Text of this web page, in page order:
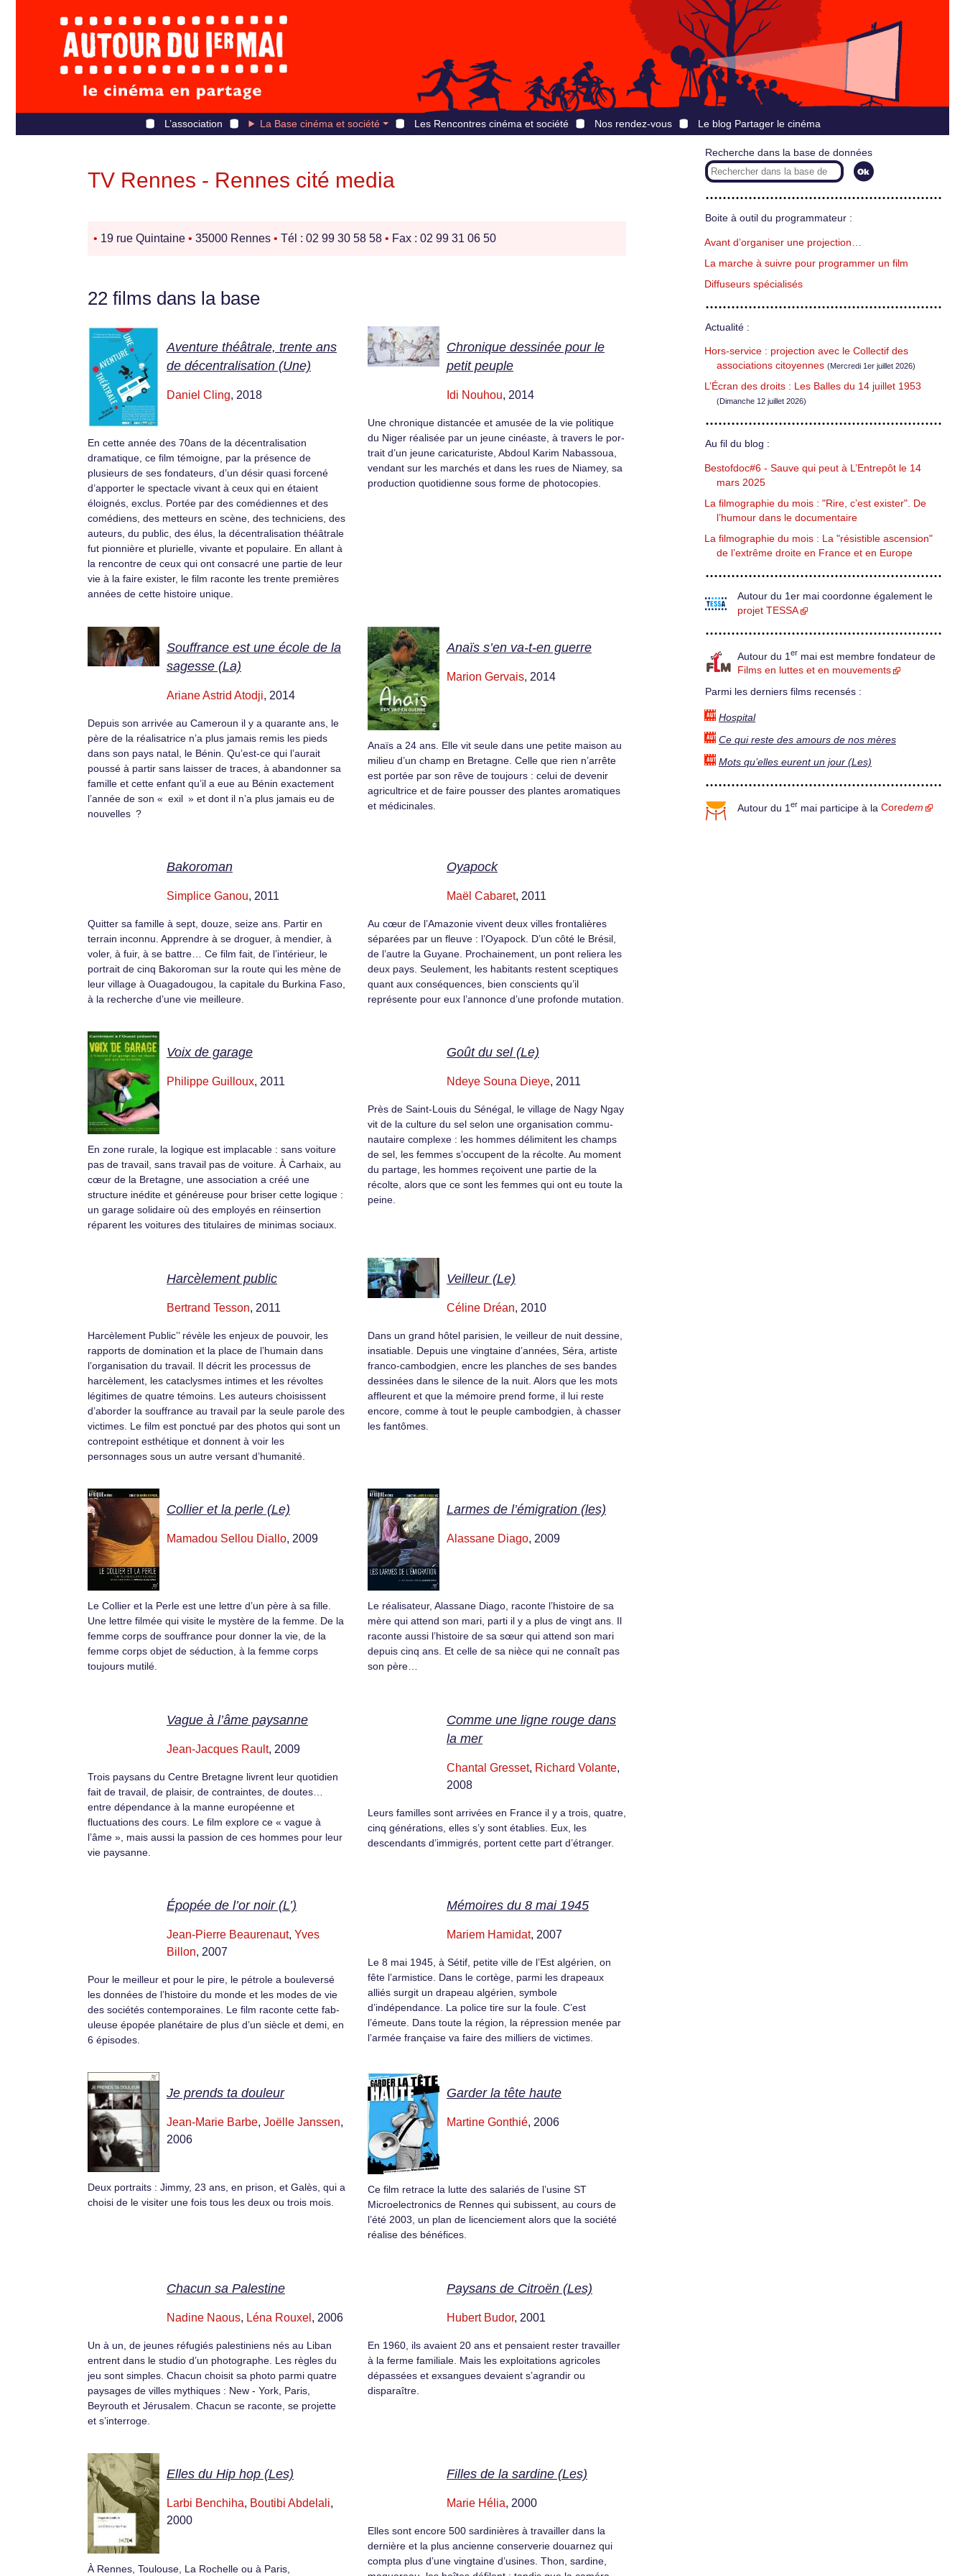
L’association La Base cinéma et société Les Rencontres cinéma et société Nos rendez-vous Le blog Partager le cinéma
TV Rennes - Rennes cité media
• 19 rue Quintaine • 35000 Rennes • Tél : 02 99 30 58 58 • Fax : 02 99 31 06 50
22 films dans la base
Aventure théâtrale, trente ans
de décentralisation (Une)
Daniel Cling, 2018
En cette année des 70ans de la décentralisation
dramatique, ce film témoigne, par la présence de
plusieurs de ses fondateurs, d’un désir quasi forcené
d’apporter le spectacle vivant à ceux qui en étaient
éloignés, exclus. Portée par des comédiennes et des
comédiens, des metteurs en scène, des techniciens, des
auteurs, du public, des élus, la décentralisation théâtrale
fut pionnière et plurielle, vivante et populaire. En allant à
la rencontre de ceux qui ont consacré une partie de leur
vie à la faire exister, le film raconte les trente premières
années de cette histoire unique.
Chronique dessinée pour le
petit peuple
Idi Nouhou, 2014
Une chro­ni­que dis­tan­cée et amusée de la vie poli­ti­que
du Niger réa­li­sée par un jeune cinéaste, à tra­vers le por­
trait d’un jeune cari­ca­tu­riste, Abdoul Karim Nabassoua,
ven­dant sur les mar­chés et dans les rues de Niamey, sa
pro­duc­tion quo­ti­dienne sous forme de pho­to­co­pies.
Souffrance est une école de la
sagesse (La)
Ariane Astrid Atodji, 2014
Depuis son arrivée au Cameroun il y a quarante ans, le
père de la réalisatrice n’a plus jamais remis les pieds
dans son pays natal, le Bénin. Qu’est-ce qui l’aurait
poussé à partir sans laisser de traces, à abandonner sa
famille et cette enfant qu’il a eue au Bénin exactement
l’année de son « exil » et dont il n’a plus jamais eu de
nouvelles ?
Anaïs s’en va-t-en guerre
Marion Gervais, 2014
Anaïs a 24 ans. Elle vit seule dans une petite maison au
milieu d’un champ en Bretagne. Celle que rien n’arrête
est portée par son rêve de toujours : celui de devenir
agricultrice et de faire pousser des plantes aromatiques
et médicinales.
Bakoroman
Simplice Ganou, 2011
Quitter sa famille à sept, douze, seize ans. Partir en
terrain inconnu. Apprendre à se droguer, à mendier, à
voler, à fuir, à se battre… Ce film fait, de l’intérieur, le
portrait de cinq Bakoroman sur la route qui les mène de
leur village à Ouagadougou, la capitale du Burkina Faso,
à la recherche d’une vie meilleure.
Oyapock
Maël Cabaret, 2011
Au cœur de l’Amazonie vivent deux villes frontalières
séparées par un fleuve : l’Oyapock. D’un côté le Brésil,
de l’autre la Guyane. Prochainement, un pont reliera les
deux pays. Seulement, les habitants restent sceptiques
quant aux conséquences, bien conscients qu’il
représente pour eux l’annonce d’une profonde mutation.
Voix de garage
Philippe Guilloux, 2011
En zone rurale, la logique est implacable : sans voiture
pas de travail, sans travail pas de voiture. À Carhaix, au
cœur de la Bretagne, une association a créé une
structure inédite et généreuse pour briser cette logique :
un garage solidaire où des employés en réinsertion
réparent les voitures des titulaires de minimas sociaux.
Goût du sel (Le)
Ndeye Souna Dieye, 2011
Près de Saint-Louis du Séné­gal, le vil­lage de Nagy Ngay
vit de la cul­ture du sel selon une organ­i­sa­tion com­mu­
nau­taire com­plexe : les hommes délim­i­tent les champs
de sel, les femmes s’occupent de la récolte. Au moment
du partage, les hommes reçoivent une par­tie de la
récolte, alors que ce sont les femmes qui ont eu toute la
peine.
Harcèlement public
Bertrand Tesson, 2011
Harcèlement Public’’ révèle les enjeux de pouvoir, les
rapports de domination et la place de l’humain dans
l’organisation du travail. Il décrit les processus de
harcèlement, les cataclysmes intimes et les révoltes
légitimes de quatre témoins. Les auteurs choisissent
d’aborder la souffrance au travail par la seule parole des
victimes. Le film est ponctué par des photos qui sont un
contrepoint esthétique et donnent à voir les
personnages sous un autre versant d’humanité.
Veilleur (Le)
Céline Dréan, 2010
Dans un grand hôtel parisien, le veilleur de nuit dessine,
insatiable. Depuis une vingtaine d’années, Séra, artiste
franco-cambodgien, encre les planches de ses bandes
dessinées dans le silence de la nuit. Alors que les mots
affleurent et que la mémoire prend forme, il lui reste
encore, comme à tout le peuple cambodgien, à chasser
les fantômes.
Collier et la perle (Le)
Mamadou Sellou Diallo, 2009
Le Collier et la Perle est une lettre d’un père à sa fille.
Une lettre filmée qui visite le mystère de la femme. De la
femme corps de souffrance pour donner la vie, de la
femme corps objet de séduction, à la femme corps
toujours mutilé.
Larmes de l’émigration (les)
Alassane Diago, 2009
Le réalisateur, Alassane Diago, raconte l’histoire de sa
mère qui attend son mari, parti il y a plus de vingt ans. Il
raconte aussi l’histoire de sa sœur qui attend son mari
depuis cinq ans. Et celle de sa nièce qui ne connaît pas
son père…
Vague à l’âme paysanne
Jean-Jacques Rault, 2009
Trois paysans du Centre Bretagne livrent leur quotidien
fait de travail, de plaisir, de contraintes, de doutes…
entre dépendance à la manne européenne et
fluctuations des cours. Le film explore ce « vague à
l’âme », mais aussi la passion de ces hommes pour leur
vie paysanne.
Comme une ligne rouge dans
la mer
Chantal Gresset, Richard Volante,
2008
Leurs familles sont arrivées en France il y a trois, quatre,
cinq générations, elles s’y sont établies. Eux, les
descendants d’immigrés, portent cette part d’étranger.
Épopée de l’or noir (L’)
Jean-Pierre Beaurenaut, Yves
Billon, 2007
Pour le meilleur et pour le pire, le pét­role a bouleversé
les don­nées de l’histoire du monde et les modes de vie
des sociétés con­tem­po­raines. Le film raconte cette fab­
uleuse épopée plané­taire de plus d’un siè­cle et demi, en
6 épisodes.
Mémoires du 8 mai 1945
Mariem Hamidat, 2007
Le 8 mai 1945, à Sétif, petite ville de l’Est algérien, on
fête l’armistice. Dans le cortège, parmi les drapeaux
alliés surgit un drapeau algérien, symbole
d’indépendance. La police tire sur la foule. C’est
l’émeute. Dans toute la région, la répression menée par
l’armée française va faire des milliers de victimes.
Je prends ta douleur
Jean-Marie Barbe, Joëlle Janssen,
2006
Deux portraits : Jimmy, 23 ans, en prison, et Galès, qui a
choisi de le visiter une fois tous les deux ou trois mois.
Garder la tête haute
Martine Gonthié, 2006
Ce film retrace la lutte des salariés de l’usine ST
Microelectronics de Rennes qui subissent, au cours de
l’été 2003, un plan de licenciement alors que la société
réalise des bénéfices.
Chacun sa Palestine
Nadine Naous, Léna Rouxel , 2006
Un à un, de jeunes réfugiés palestiniens nés au Liban
entrent dans le studio d’un photographe. Les règles du
jeu sont simples. Chacun choisit sa photo parmi quatre
paysages de villes mythiques : New - York, Paris,
Beyrouth et Jérusalem. Chacun se raconte, se projette
et s’interroge.
Paysans de Citroën (Les)
Hubert Budor, 2001
En 1960, ils avaient 20 ans et pensaient rester travailler
à la ferme familiale. Mais les exploitations agricoles
dépassées et exsangues devaient s’agrandir ou
disparaître.
Elles du Hip hop (Les)
Larbi Benchiha, Boutibi Abdelali,
2000
À Rennes, Toulouse, La Rochelle ou à Paris,
Filles de la sardine (Les)
Marie Hélia, 2000
Elles sont encore 500 sardinières à travailler dans la
dernière et la plus ancienne conserverie douarnez qui
compta plus d’une vingtaine d’usines. Thon, sardine,
Recherche dans la base de données
Boite à outil du programmateur :
Avant d’organiser une projection…
La marche à suivre pour programmer un film
Diffuseurs spécialisés
Actualité :
Hors-service : projection avec le Collectif des
associations citoyennes (Mercredi 1er juillet 2026)
L’Écran des droits : Les Balles du 14 juillet 1953
(Dimanche 12 juillet 2026)
Au fil du blog :
Bestofdoc#6 - Sauve qui peut à L’Entrepôt le 14
mars 2025
La filmographie du mois : "Rire, c’est exister". De
l’humour dans le documentaire
La filmographie du mois : La "résistible ascension"
de l’extrême droite en France et en Europe
Autour du 1er mai coordonne également le
projet TESSA
Autour du 1 er mai est membre fondateur de
Films en luttes et en mouvements
Parmi les derniers films recensés :
Hospital
Ce qui reste des amours de nos mères
Mots qu’elles eurent un jour (Les)
Autour du 1 er mai participe à la Coredem